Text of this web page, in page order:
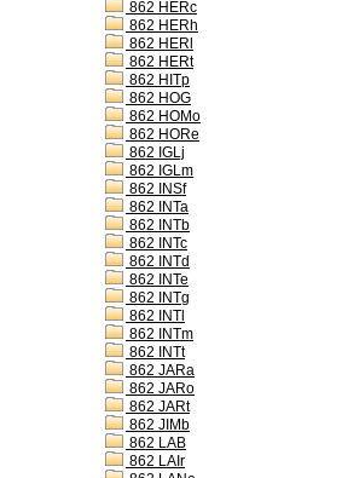
862 HERc
862 HERh
862 HERl
862 HERt
862 HITp
862 HOG
862 HOMo
862 HORe
862 IGLj
862 IGLm
862 INSf
862 INTa
862 INTb
862 INTc
862 INTd
862 INTe
862 INTg
862 INTl
862 INTm
862 INTt
862 JARa
862 JARo
862 JARt
862 JIMb
862 LAB
862 LAIr